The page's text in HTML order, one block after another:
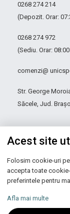
0268 274 214
(Depozit. Orar:
0268 274 972
(Sediu. Orar:
comenzi@
Str. George
Săcele, Jud.
Acest site
Folosim cookie-uri
accepta toate
preferintele pentru
Afla mai multe